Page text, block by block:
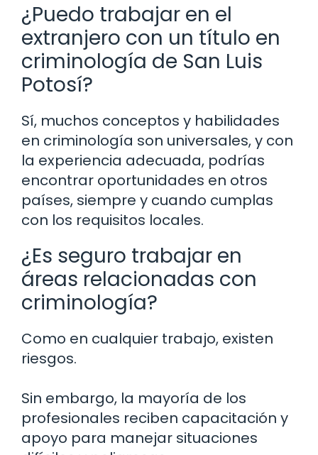
¿Puedo trabajar en el
extranjero con un título en
criminología de San Luis
Potosí?
Sí, muchos conceptos y habilidades
en criminología son universales, y con
la experiencia adecuada, podrías
encontrar oportunidades en otros
países, siempre y cuando cumplas
con los requisitos locales.
¿Es seguro trabajar en
áreas relacionadas con
criminología?
Como en cualquier trabajo, existen
riesgos.
Sin embargo, la mayoría de los
profesionales reciben capacitación y
apoyo para manejar situaciones